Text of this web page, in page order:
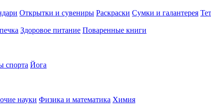
Открытки и сувениры Раскраски Сумки и галантерея
Здоровое питание Поваренные книги
спорта Йога
науки Физика и математика Химия